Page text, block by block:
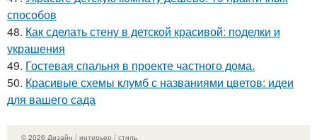
способов
48. Как сделать стену в детской красивой: поделки и
украшения
49. Гостевая спальня в проекте частного дома.
50. Красивые схемы клумб с названиями цветов: идеи
для вашего сада
© 2026 Дизайн / интерьер / стиль